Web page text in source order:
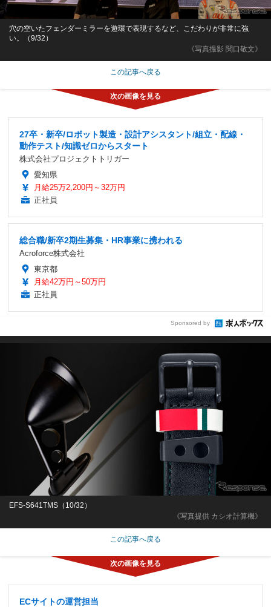
《写真撮影 関口敬文》
穴の空いたフェンダーミラーを遊環で表現するなど、こだわりが非常に強
い。（9/32）
この記事へ戻る
27卒・新卒/ロボット製造・設計アシスタント/組立・配線・
動作テスト/知識ゼロからスタート
株式会社プロジェクトトリガー
愛知県
月給25万2,200円～32万円
正社員
総合職/新卒2期生募集・HR事業に携われる
Acroforce株式会社
東京都
月給42万円～50万円
正社員
Sponsored by
《写真提供 カシオ計算機》
EFS-S641TMS（10/32）
この記事へ戻る
ECサイトの運営担当